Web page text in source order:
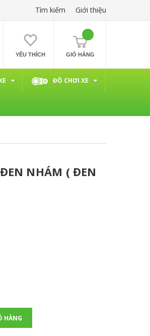
Tìm kiếm Giới thiệu
YÊU THÍCH GIỎ HÀNG
ĐỒ CHƠI XE
NHÁM ( ĐEN
HÀNG